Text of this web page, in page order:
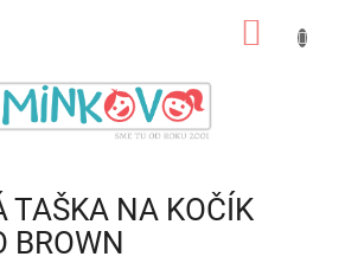
TAŠKA NA KOČÍK
BROWN